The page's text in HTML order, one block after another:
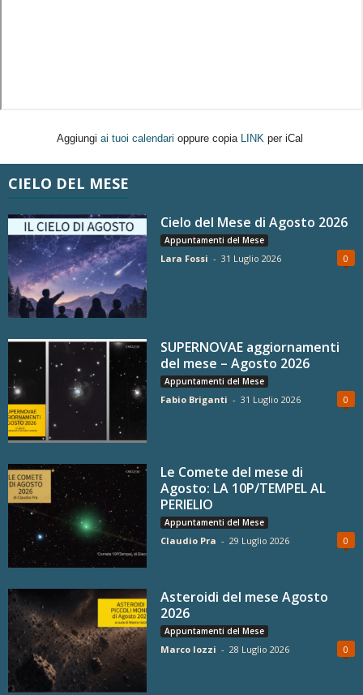
Aggiungi ai tuoi calendari oppure copia LINK per iCal
CIELO DEL MESE
Cielo del Mese di Agosto 2026
Appuntamenti del Mese
Lara Fossi - 31 Luglio 2026 0
SUPERNOVAE aggiornamenti
del mese – Agosto 2026
Appuntamenti del Mese
Fabio Briganti - 31 Luglio 2026 0
Le Comete del mese di
Agosto: LA 10P/TEMPEL AL
PERIELIO
Appuntamenti del Mese
Claudio Pra - 29 Luglio 2026 0
Asteroidi del mese Agosto
2026
Appuntamenti del Mese
Marco Iozzi - 28 Luglio 2026 0